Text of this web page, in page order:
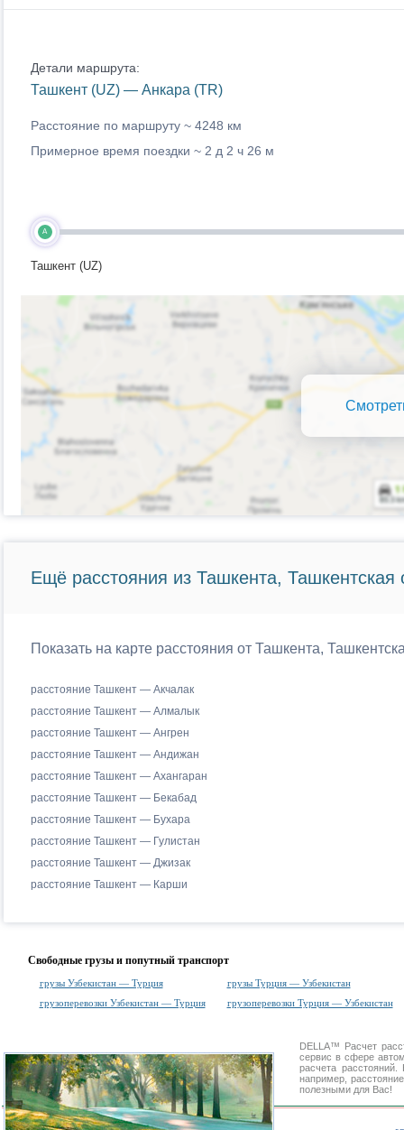
Детали маршрута:
Ташкент (UZ) — Анкара (TR)
Расстояние по маршруту ~ 4248 км
Примерное время поездки ~ 2 д 2 ч 26 м
A
Ташкент (UZ)
Ещё расстояния из Ташкента, Ташкентская
Показать на карте расстояния от Ташкента,
расстояние Ташкент — Акчалак
расстояние Ташкент — Алмалык
расстояние Ташкент — Ангрен
расстояние Ташкент — Андижан
расстояние Ташкент — Ахангаран
расстояние Ташкент — Бекабад
расстояние Ташкент — Бухара
расстояние Ташкент — Гулистан
расстояние Ташкент — Джизак
расстояние Ташкент — Карши
Свободные грузы и попутный транспорт
грузы Узбекистан — Турция
грузы Турция — Узбекистан
грузоперевозки Узбекистан — Турция
грузоперевозки Турция — Узбекистан
DELLA™ Расчет
сервис в сфере
расчета
например,
полезными для Вас!